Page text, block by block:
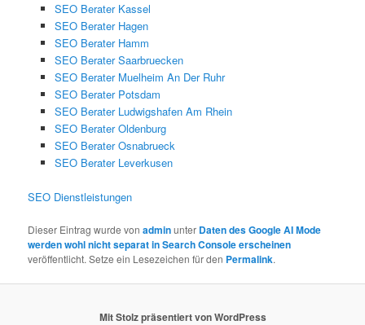
SEO Berater Kassel
SEO Berater Hagen
SEO Berater Hamm
SEO Berater Saarbruecken
SEO Berater Muelheim An Der Ruhr
SEO Berater Potsdam
SEO Berater Ludwigshafen Am Rhein
SEO Berater Oldenburg
SEO Berater Osnabrueck
SEO Berater Leverkusen
SEO Dienstleistungen
Dieser Eintrag wurde vonadminunter Daten des Google AI Mode
werden wohl nicht separat in Search Console erscheinen
veröffentlicht. Setze ein Lesezeichen für den Permalink.
Mit Stolz präsentiert von WordPress